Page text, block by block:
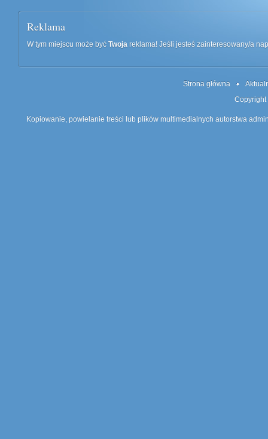
Reklama
W tym miejscu może być Twoja reklama! Jeśli jesteś zainteresowany/a
Strona główna
Kopiowanie, powielanie treści lub plików multimedialnych autorstwa